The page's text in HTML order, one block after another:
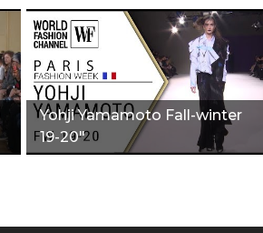
Yohji Yamamoto Fall-winter
19-20"